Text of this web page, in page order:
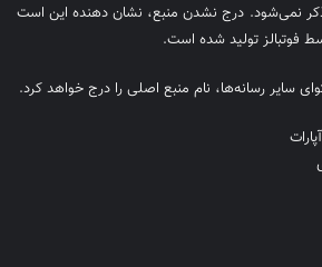
ذیل محتوا نام منبع خاصی ذکر نمی‌‎شود. درج نشدن منبع، نشان دهنده این است
فوتبالز تولید شده است.
سایر رسانه‌ها، نام منبع اصلی را درج خواهد کرد.